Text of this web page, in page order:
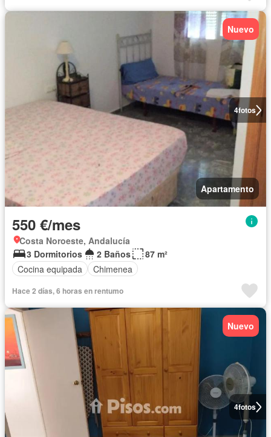
4fotos
Nuevo
Apartamento
550 €/mes
Costa Noroeste, Andalucía
3 Dormitorios
2 Baños
87 m²
Cocina equipada
Chimenea
Hace 2 días, 6 horas en rentumo
4fotos
Nuevo